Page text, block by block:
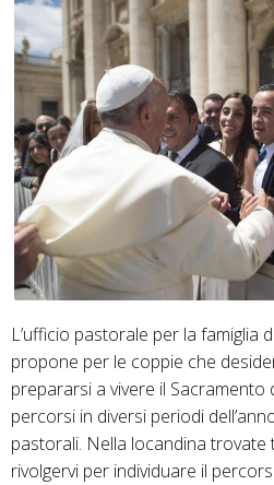
il
L’ufficio pastorale per la famiglia
propone per le coppie che
prepararsi a vivere il
percorsi in diversi periodi
pastorali. Nella locandina trovate
rivolgervi per individuare il